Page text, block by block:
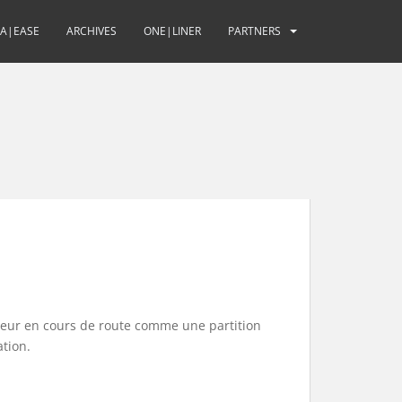
ARCHIVES ONE|LINER PARTNERS
en cours de route comme une partition